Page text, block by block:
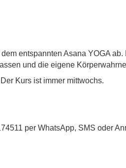
entspannten Asana YOGA
und die eigene
Kurs ist immer mittwochs.
per WhatsApp, SMS oder